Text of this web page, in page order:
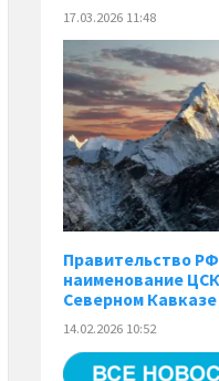
17.03.2026 11:48
Правительство
наименование
Северном Кавказе
14.02.2026 10:52